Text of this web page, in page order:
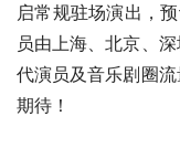
启常规驻场演出，
员由上海、北京、
代演员及音乐剧圈
期待！